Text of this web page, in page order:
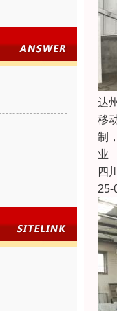
达
移
制
业
四
25-